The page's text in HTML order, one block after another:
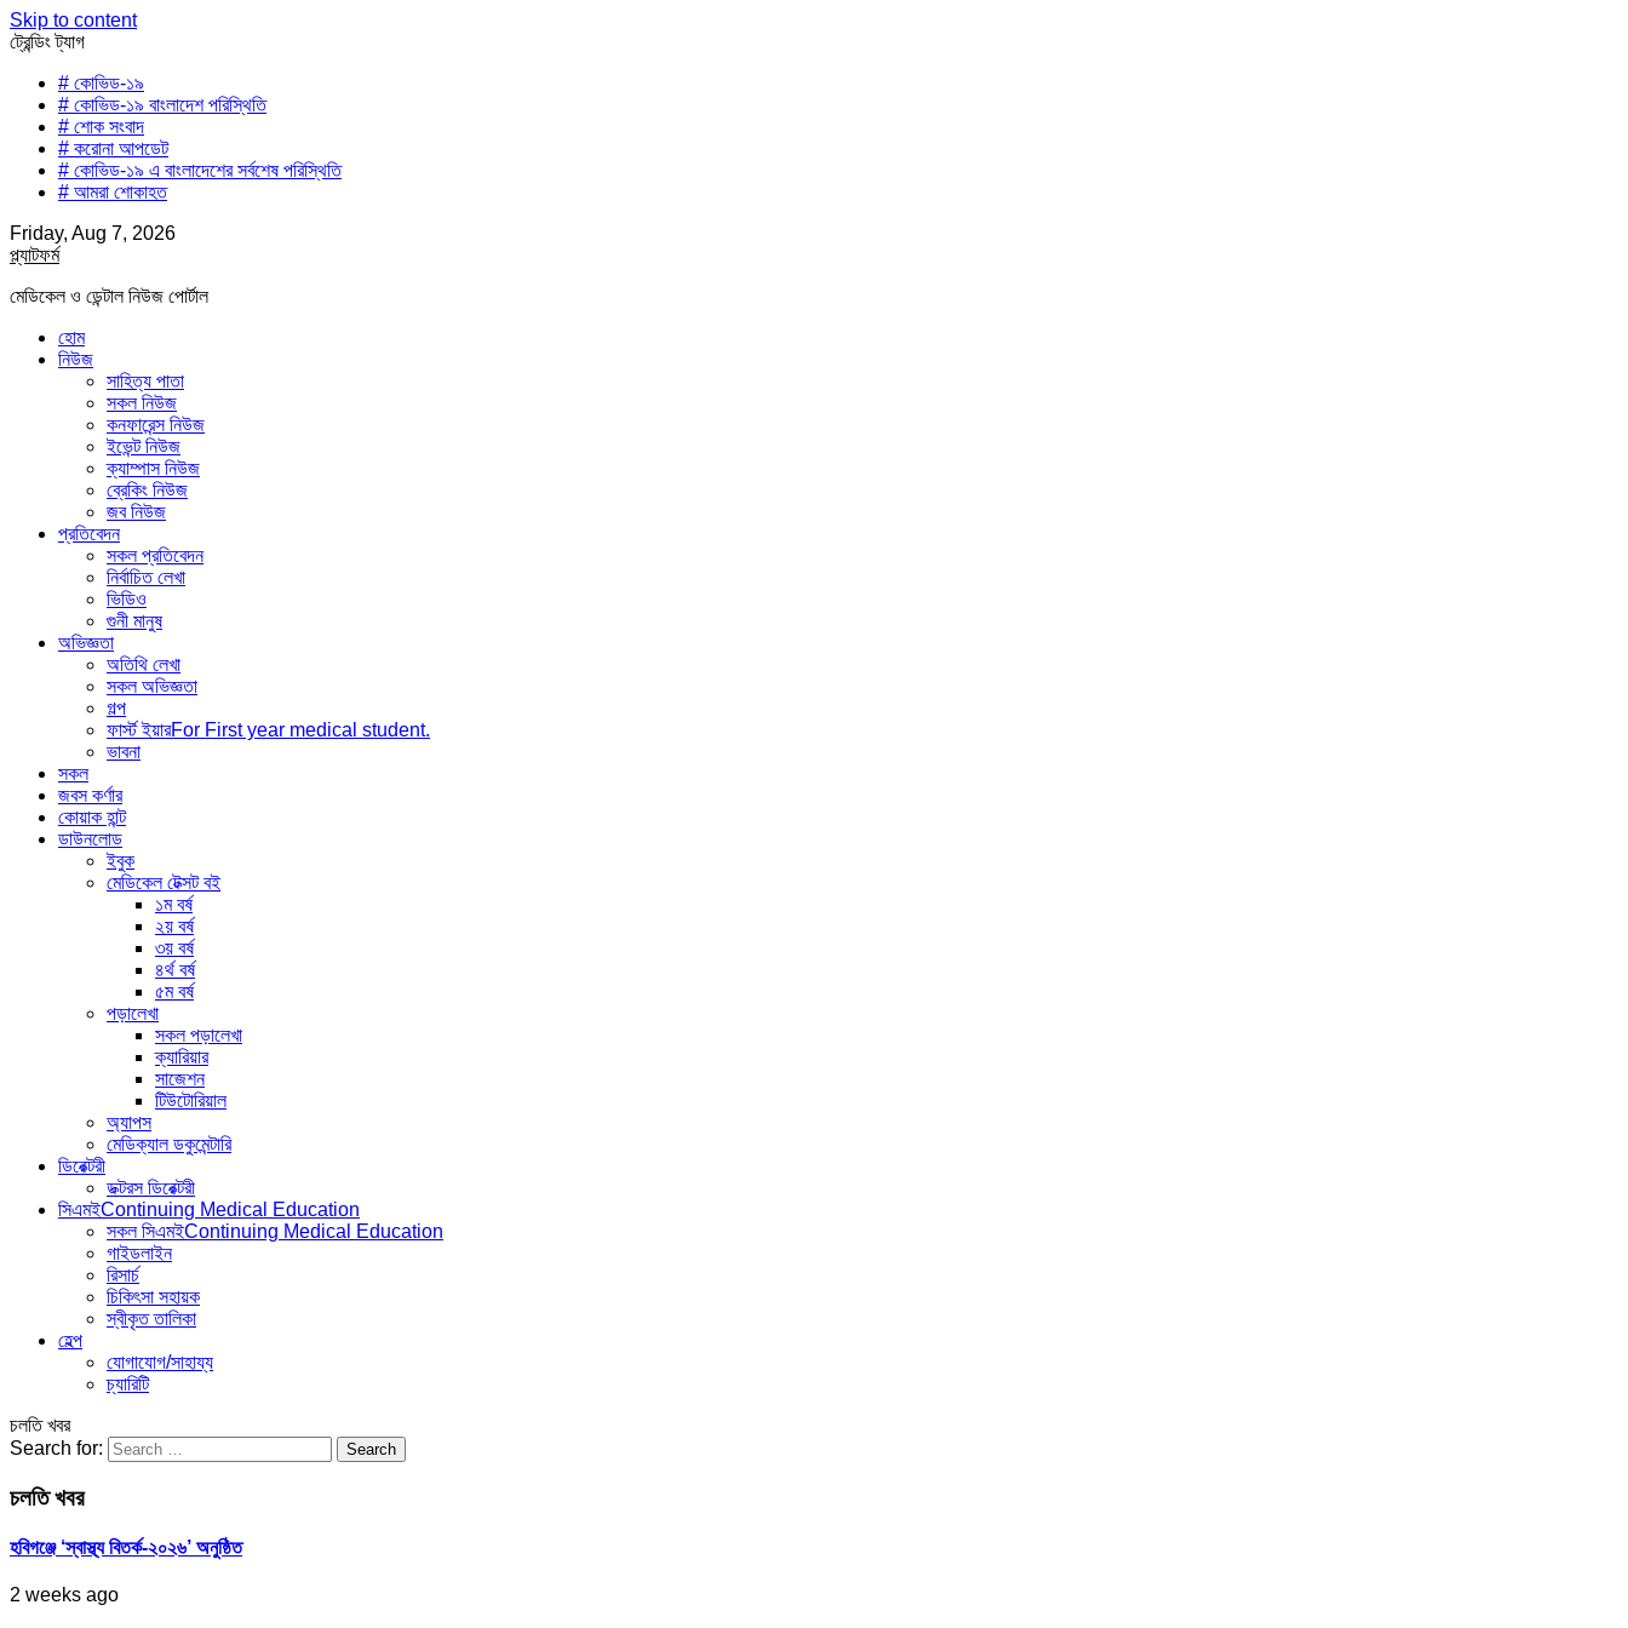
Skip to content
ট্রেন্ডিং ট্যাগ
# কোভিড-১৯
# কোভিড-১৯ বাংলাদেশ পরিস্থিতি
# শোক সংবাদ
# করোনা আপডেট
# কোভিড-১৯ এ বাংলাদেশের সর্বশেষ পরিস্থিতি
# আমরা শোকাহত
Friday, Aug 7, 2026
প্ল্যাটফর্ম
মেডিকেল ও ডেন্টাল নিউজ পোর্টাল
হোম
নিউজ
সাহিত্য পাতা
সকল নিউজ
কনফারেন্স নিউজ
ইভেন্ট নিউজ
ক্যাম্পাস নিউজ
ব্রেকিং নিউজ
জব নিউজ
প্রতিবেদন
সকল প্রতিবেদন
নির্বাচিত লেখা
ভিডিও
গুনী মানুষ
অভিজ্ঞতা
অতিথি লেখা
সকল অভিজ্ঞতা
গল্প
ফার্স্ট ইয়ারFor First year medical student.
ভাবনা
সকল
জবস কর্ণার
কোয়াক হান্ট
ডাউনলোড
ইবুক
মেডিকেল টেক্সট বই
১ম বর্ষ
২য় বর্ষ
৩য় বর্ষ
৪র্থ বর্ষ
৫ম বর্ষ
পড়ালেখা
সকল পড়ালেখা
ক্যারিয়ার
সাজেশন
টিউটোরিয়াল
অ্যাপস
মেডিক্যাল ডকুমেন্টারি
ডিরেক্টরী
ডক্টরস ডিরেক্টরী
সিএমইContinuing Medical Education
সকল সিএমইContinuing Medical Education
গাইডলাইন
রিসার্চ
চিকিৎসা সহায়ক
স্বীকৃত তালিকা
হেল্প
যোগাযোগ/সাহায্য
চ্যারিটি
চলতি খবর
Search for:
চলতি খবর
হবিগঞ্জে ‘স্বাস্থ্য বিতর্ক-২০২৬’ অনুষ্ঠিত
2 weeks ago